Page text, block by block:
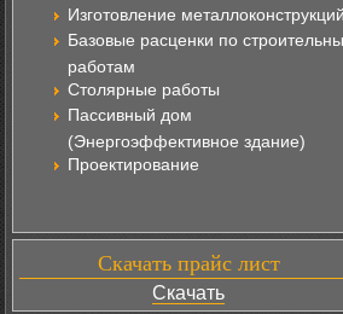
Изготовление металлоконструкций
Базовые расценки по
работам
Столярные работы
Пассивный дом
(Энергоэффективное здание)
Проектирование
Скачать прайс лист
Скачать